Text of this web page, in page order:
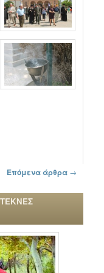
Επόμενα άρθρα →